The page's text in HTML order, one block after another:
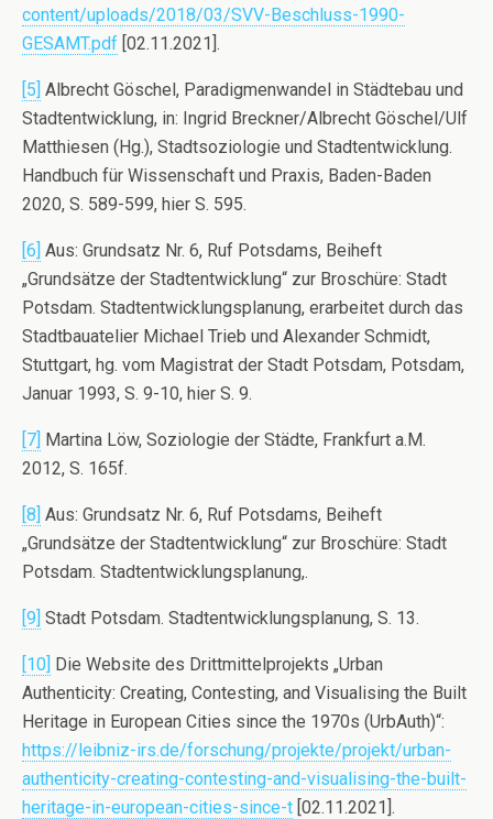
content/uploads/2018/03/SVV-Beschluss-1990-
GESAMT.pdf [02.11.2021].
[5] Albrecht Göschel, Paradigmenwandel in Städtebau und
Stadtentwicklung, in: Ingrid Breckner/Albrecht Göschel/Ulf
Matthiesen (Hg.), Stadtsoziologie und Stadtentwicklung.
Handbuch für Wissenschaft und Praxis, Baden-Baden
2020, S. 589-599, hier S. 595.
[6] Aus: Grundsatz Nr. 6, Ruf Potsdams, Beiheft
„Grundsätze der Stadtentwicklung“ zur Broschüre: Stadt
Potsdam. Stadtentwicklungsplanung, erarbeitet durch das
Stadtbauatelier Michael Trieb und Alexander Schmidt,
Stuttgart, hg. vom Magistrat der Stadt Potsdam, Potsdam,
Januar 1993, S. 9-10, hier S. 9.
[7] Martina Löw, Soziologie der Städte, Frankfurt a.M.
2012, S. 165f.
[8] Aus: Grundsatz Nr. 6, Ruf Potsdams, Beiheft
„Grundsätze der Stadtentwicklung“ zur Broschüre: Stadt
Potsdam. Stadtentwicklungsplanung,.
[9] Stadt Potsdam. Stadtentwicklungsplanung, S. 13.
[10] Die Website des Drittmittelprojekts „Urban
Authenticity: Creating, Contesting, and Visualising the Built
Heritage in European Cities since the 1970s (UrbAuth)“:
https://leibniz-irs.de/forschung/projekte/projekt/urban-
authenticity-creating-contesting-and-visualising-the-built-
heritage-in-european-cities-since-t [02.11.2021].